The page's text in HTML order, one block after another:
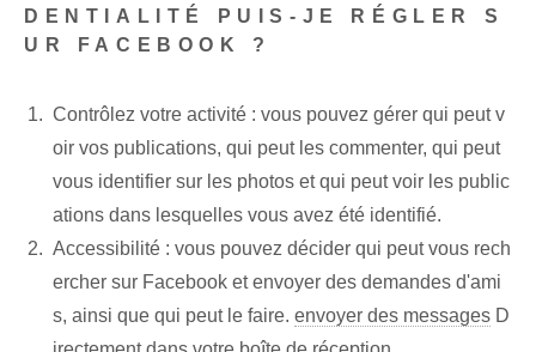
DENTIALITÉ PUIS-JE RÉGLER S
UR FACEBOOK ?
Contrôlez votre activité : vous pouvez gérer qui peut v
oir vos publications, qui peut les commenter, qui peut
vous identifier sur les photos et qui peut voir les public
ations dans lesquelles vous avez été identifié.
Accessibilité : vous pouvez décider qui peut vous rech
ercher sur Facebook et envoyer des demandes d'ami
s, ainsi que qui peut le faire. envoyer des messages D